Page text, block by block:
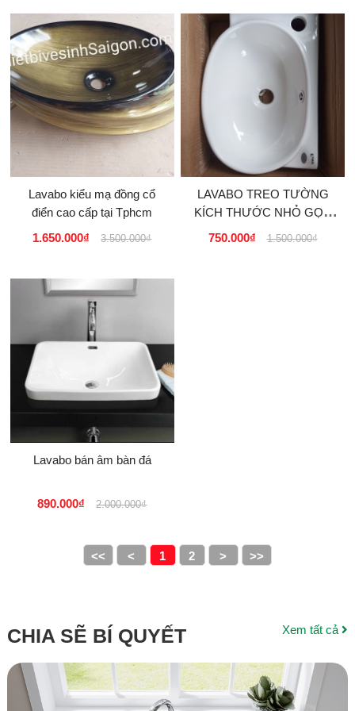
Lavabo kiểu mạ đồng cổ
điển cao cấp tại Tphcm
1.650.000₫
3.500.000₫
LAVABO TREO TƯỜNG
KÍCH THƯỚC NHỎ GỌN
CHO NHÀ PHỐ TẠI
750.000₫ 1.500.000₫
Lavabo bán âm bàn đá
890.000₫ 2.000.000₫
<< < 1 2 > >>
CHIA SẼ BÍ QUYẾT Xem tất cả